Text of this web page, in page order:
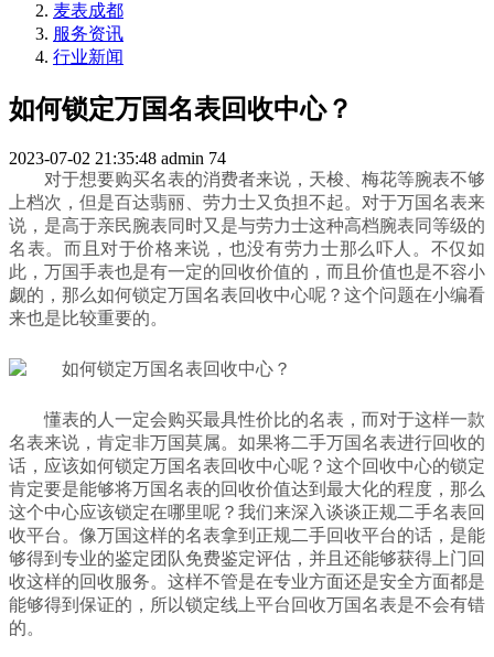
麦表成都
服务资讯
行业新闻
如何锁定万国名表回收中心？
2023-07-02 21:35:48 admin 74
对于想要购买名表的消费者来说，天梭、梅花等腕表不够
上档次，但是百达翡丽、劳力士又负担不起。对于万国名表来
说，是高于亲民腕表同时又是与劳力士这种高档腕表同等级的
名表。而且对于价格来说，也没有劳力士那么吓人。不仅如
此，万国手表也是有一定的回收价值的，而且价值也是不容小
觑的，那么如何锁定万国名表回收中心呢？这个问题在小编看
来也是比较重要的。
懂表的人一定会购买最具性价比的名表，而对于这样一款
名表来说，肯定非万国莫属。如果将二手万国名表进行回收的
话，应该如何锁定万国名表回收中心呢？这个回收中心的锁定
肯定要是能够将万国名表的回收价值达到最大化的程度，那么
这个中心应该锁定在哪里呢？我们来深入谈谈正规二手名表回
收平台。像万国这样的名表拿到正规二手回收平台的话，是能
够得到专业的鉴定团队免费鉴定评估，并且还能够获得上门回
收这样的回收服务。这样不管是在专业方面还是安全方面都是
能够得到保证的，所以锁定线上平台回收万国名表是不会有错
的。